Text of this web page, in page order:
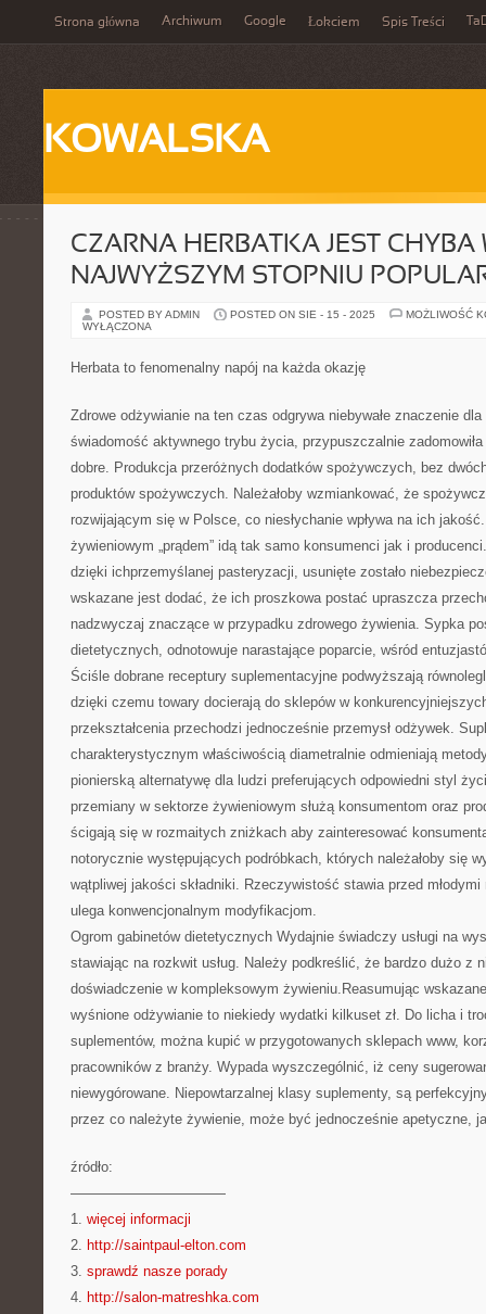
Strona główna Archiwum Google Łokciem Spis Treści
KOWALSKA
CZARNA HERBATKA JEST CHYBA
NAJWYŻSZYM STOPNIU
POSTED BY ADMIN POSTED ON SIE - 15 - 2025
MOŻLIWOŚĆ
WYŁĄCZONA
Herbata to fenomenalny napój na każda okazję
Zdrowe odżywianie na ten czas odgrywa niebywałe znaczenie
świadomość aktywnego trybu życia, przypuszczalnie
dobre. Produkcja przeróżnych dodatków spożywczych, bez
produktów spożywczych. Należałoby wzmiankować, że
rozwijającym się w Polsce, co niesłychanie wpływa na ich
żywieniowym „prądem” idą tak samo konsumenci jak i
dzięki ichprzemyślanej pasteryzacji, usunięte zostało
wskazane jest dodać, że ich proszkowa postać upraszcza
nadzwyczaj znaczące w przypadku zdrowego żywienia. Sypka
dietetycznych, odnotowuje narastające poparcie, wśród
Ściśle dobrane receptury suplementacyjne podwyższają
dzięki czemu towary docierają do sklepów w
przekształcenia przechodzi jednocześnie przemysł odżywek.
charakterystycznym właściwością diametralnie odmieniają
pionierską alternatywę dla ludzi preferujących odpowiedni styl
przemiany w sektorze żywieniowym służą konsumentom oraz
ścigają się w rozmaitych zniżkach aby zainteresować
notorycznie występujących podróbkach, których należałoby się
wątpliwej jakości składniki. Rzeczywistość stawia przed
ulega konwencjonalnym modyfikacjom.
Ogrom gabinetów dietetycznych Wydajnie świadczy usługi na
stawiając na rozkwit usług. Należy podkreślić, że bardzo dużo z
doświadczenie w kompleksowym żywieniu.Reasumując
wyśnione odżywianie to niekiedy wydatki kilkuset zł. Do licha i
suplementów, można kupić w przygotowanych sklepach www,
pracowników z branży. Wypada wyszczególnić, iż ceny
niewygórowane. Niepowtarzalnej klasy suplementy, są
przez co należyte żywienie, może być jednocześnie apetyczne,
źródło:
———————————
1. więcej informacji
2. http://saintpaul-elton.com
3. sprawdź nasze porady
4. http://salon-matreshka.com